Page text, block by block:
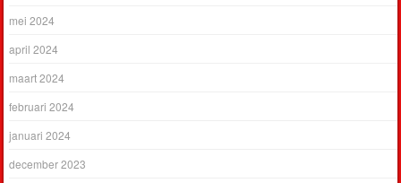
mei 2024
april 2024
maart 2024
februari 2024
januari 2024
december 2023